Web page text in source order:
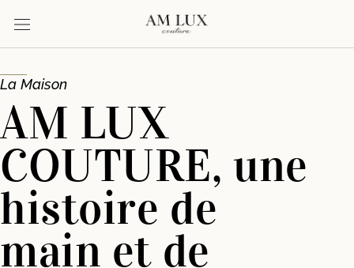
La Maison
AM LUX
COUTURE, une
histoire de
main et de